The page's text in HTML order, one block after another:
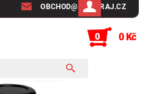
OBCHOD@SUSHIRAJ.CZ
0 0 Kč